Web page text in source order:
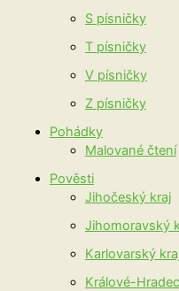
S písničky
T písničky
V písničky
Z písničky
Pohádky
Malované čtení
Pověsti
Jihočeský kraj
Jihomoravský
Karlovarský
Králové-